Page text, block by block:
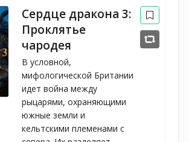
Сердце дракона 3:
Проклятье
чародея
В условной,
мифологической Британии
идет война между
рыцарями, охраняющими
южные земли и
кельтскими племенами с